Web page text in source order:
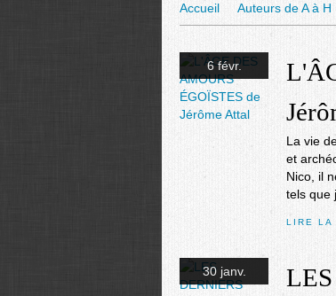
Accueil Auteurs de A à H
6 févr.
La vie
et
Nico, il
tels que
LIRE LA
30 janv.